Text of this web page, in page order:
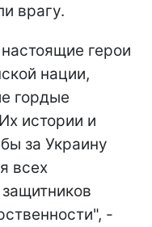
врагу.
герои
нации,
гордые
истории и
за Украину
всех
-